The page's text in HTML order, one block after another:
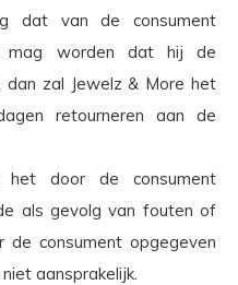
dat van de consument
mag worden dat hij de
zal Jewelz & More het
retourneren aan de
door de consument
als gevolg van fouten of
de consument opgegeven
aansprakelijk.